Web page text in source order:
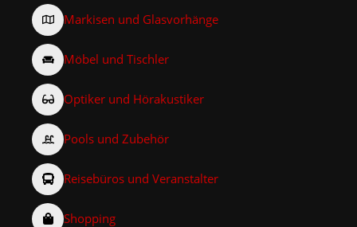
Markisen und Glasvorhänge
Möbel und Tischler
Optiker und Hörakustiker
Pools und Zubehör
Reisebüros und Veranstalter
Shopping